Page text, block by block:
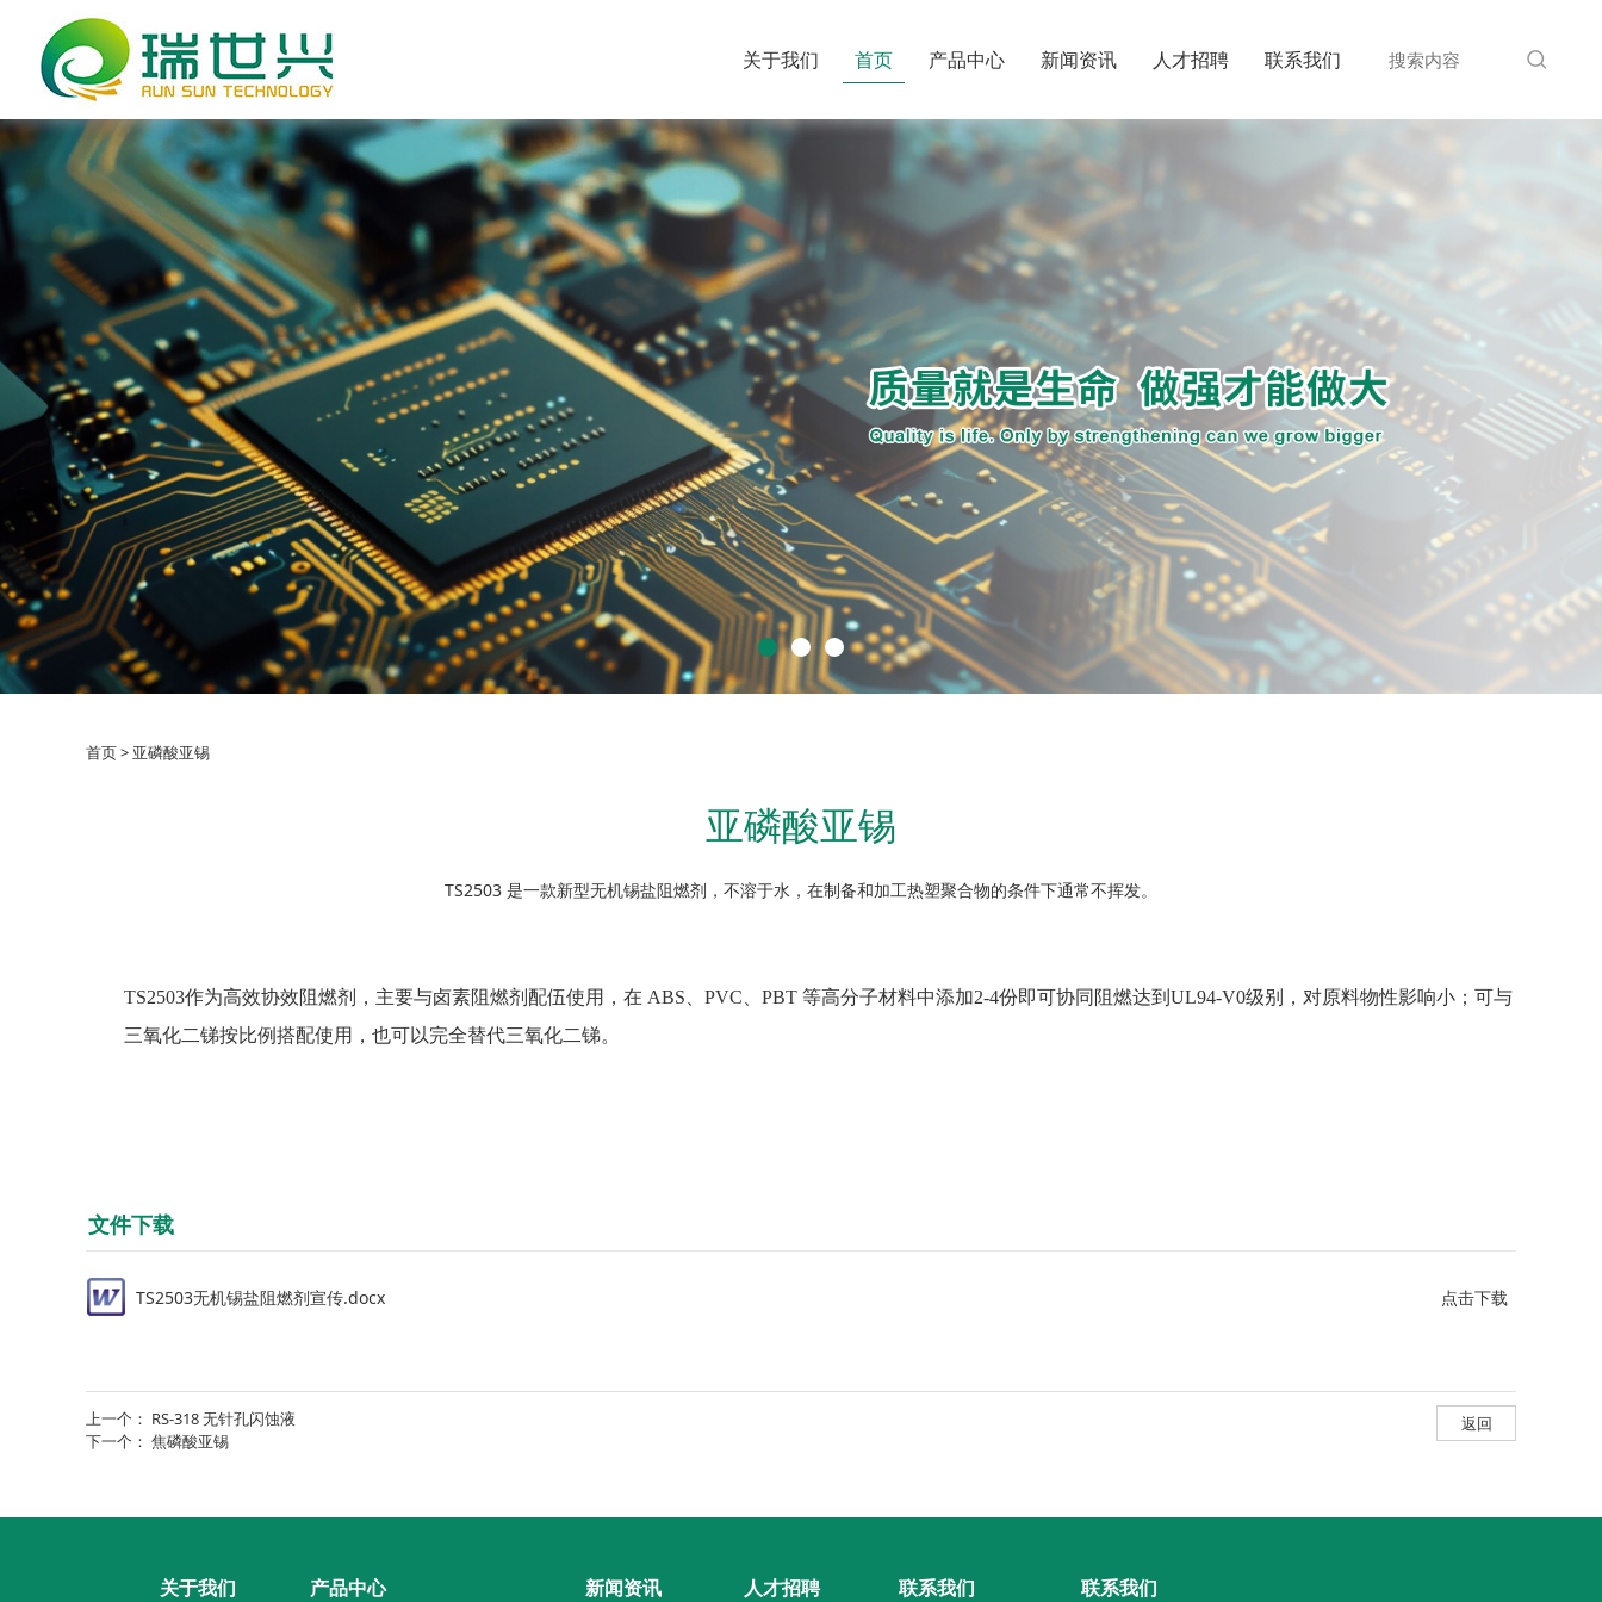
关于我们 首页 产品中心 新闻资讯 人才招聘 联系我们
首页> 亚磷酸亚锡
亚磷酸亚锡
TS2503 是一款新型无机锡盐阻燃剂，不溶于水，在制备和加工热塑聚合物的条件下通常不挥发。
TS2503作为高效协效阻燃剂，主要与卤素阻燃剂配伍使用，在 ABS、PVC、PBT 等高分子材料中添加2-4份即可协同阻燃达到UL94-V0级别，对原料物性影响小；可与
三氧化二锑按比例搭配使用，也可以完全替代三氧化二锑。
文件下载
TS2503无机锡盐阻燃剂宣传.docx 点击下载
上一个： RS-318 无针孔闪蚀液
下一个： 焦磷酸亚锡
返回
关于我们 产品中心 新闻资讯 人才招聘 联系我们 联系我们